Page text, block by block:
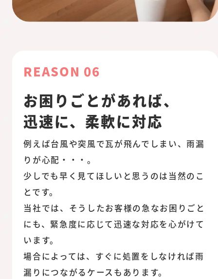
REASON 06
お困りごとがあれば、
迅速に、柔軟に対応
例えば台風や突風で瓦が飛んでしまい、雨漏
りが心配・・・。
少しでも早く見てほしいと思うのは当然のこ
とです。
当社では、そうしたお客様の急なお困りごと
にも、緊急度に応じて迅速な対応を心がけて
います。
場合によっては、すぐに処置をしなければ雨
漏りにつながるケースもあります。